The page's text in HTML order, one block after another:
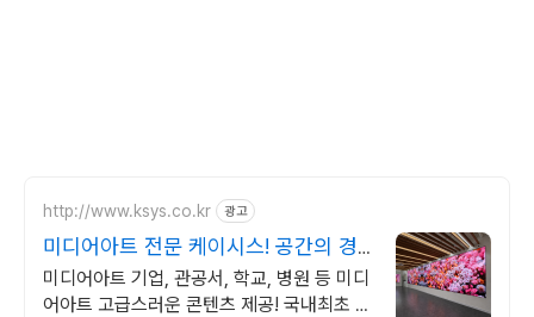
http://www.ksys.co.kr 광고
미디어아트 전문 케이시스! 공간의 경
험을 디자인합니다.
미디어아트 기업, 관공서, 학교, 병원 등 미디
어아트 고급스러운 콘텐츠 제공! 국내최초 안